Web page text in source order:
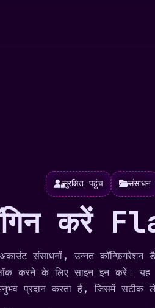
सुरक्षित पहुंच संसाधन
करें
संसाधनों, उन्नत कॉन्फ़िगरेशन
करने के लिए साइन इन करें। यह
प्रदान करता है, जिसमें सटीक